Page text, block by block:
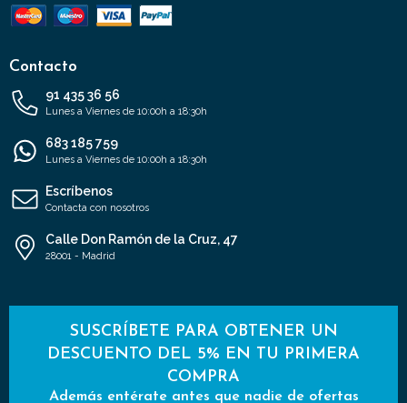
Contacto
91 435 36 56
Lunes a Viernes de 10:00h a 18:30h
683 185 759
Lunes a Viernes de 10:00h a 18:30h
Escríbenos
Contacta con nosotros
Calle Don Ramón de la Cruz, 47
28001 - Madrid
SUSCRÍBETE PARA OBTENER UN
DESCUENTO DEL 5% EN TU PRIMERA
COMPRA
Además entérate antes que nadie de ofertas